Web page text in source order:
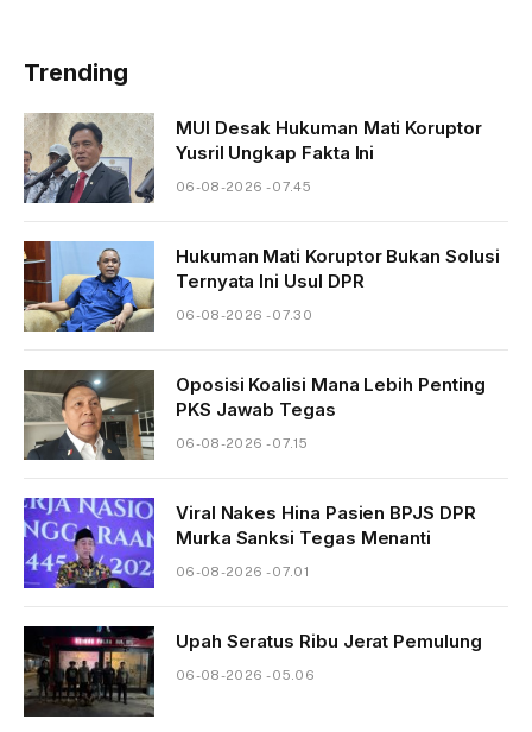
Trending
MUI Desak Hukuman Mati Koruptor
Yusril Ungkap Fakta Ini
06-08-2026 - 07.45
Hukuman Mati Koruptor Bukan Solusi
Ternyata Ini Usul DPR
06-08-2026 - 07.30
Oposisi Koalisi Mana Lebih Penting
PKS Jawab Tegas
06-08-2026 - 07.15
Viral Nakes Hina Pasien BPJS DPR
Murka Sanksi Tegas Menanti
06-08-2026 - 07.01
Upah Seratus Ribu Jerat Pemulung
06-08-2026 - 05.06